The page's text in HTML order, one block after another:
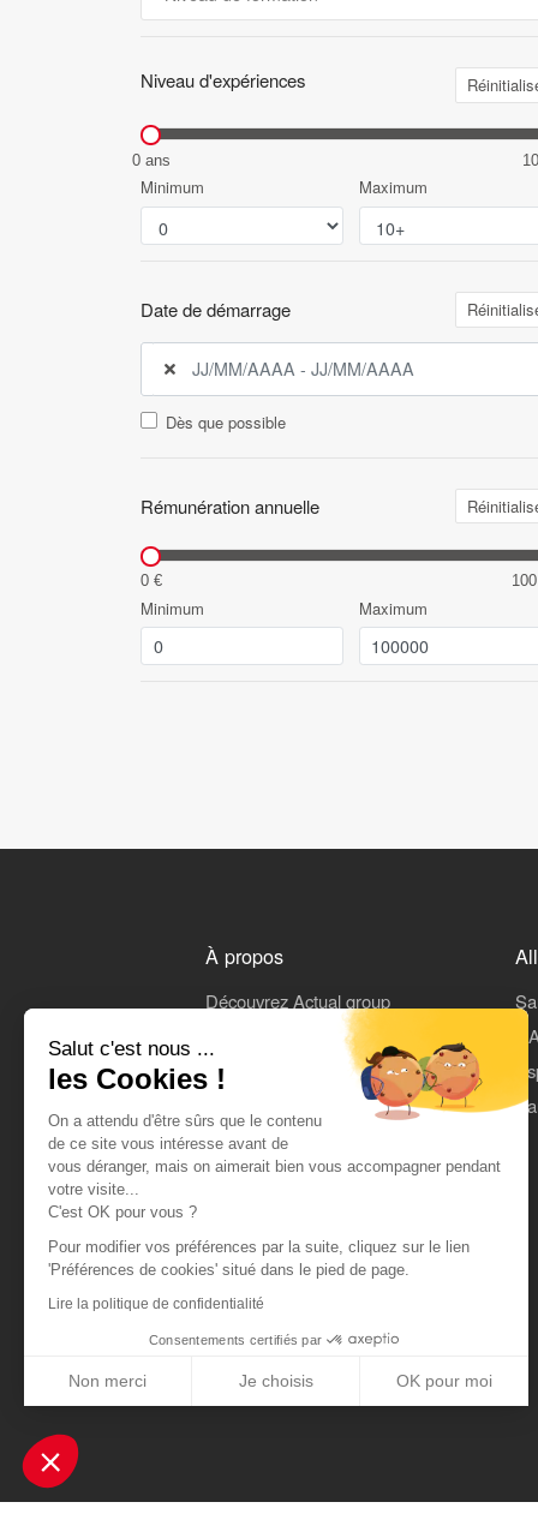
Salut c'est nous ...
les Cookies !
On a attendu d'être sûrs que le contenu
de ce site vous intéresse avant de
vous déranger, mais on aimerait bien vous accompagner pendant
votre visite...
C'est OK pour vous ?
Pour modifier vos préférences par la suite, cliquez sur le lien
'Préférences de cookies' situé dans le pied de page.
Lire la politique de confidentialité
Consentements certifiés par
Non merci Je choisis OK pour moi
Notre plateforme vous permet d'adapter et de gérer vos
Niveau d'expériences
0 ans
Minimum Maximum
Date de démarrage
Dès que possible
Rémunération annuelle
0 €
Minimum Maximum
À propos
Découvrez Actual group
On parle de nous
CGU
Données personnelles